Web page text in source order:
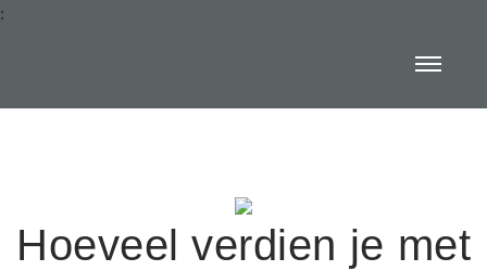
:
Hoeveel verdien je met